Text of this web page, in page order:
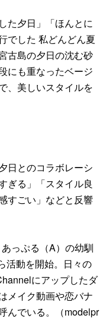
た夕日」「ほんとに
でした 私どんどん夏
古島の夕日の沈む砂
にも重なったベージ
、美しいスタイルを
日とのコラボレーシ
ぎる」「スタイル良
すごい」などと反響
っぷる（A）の幼馴
活動を開始。日々の
にアップしたダ
メイク動画や恋バナ
んでいる。（modelpr